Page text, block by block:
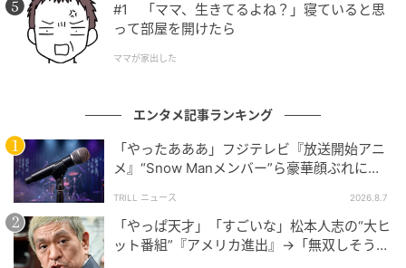
の記事をもっとみる
#1 「ママ、生きてるよね？」寝ていると思
って部屋を開けたら
ママが家出した
エンタメ記事ランキング
「やったあああ」フジテレビ『放送開始アニ
メ』“Snow Manメンバー”ら豪華顔ぶれに
TRILL ニュース 2026.8.7
「やっぱ天才」「すごいな」松本人志の“大ヒ
ット番組”『アメリカ進出』→「無双しそう」